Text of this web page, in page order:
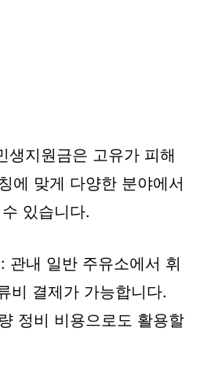
생지원금은 고유가 피해
에 맞게 다양한 분야에서
있습니다.
: 관내 일반 주유소에서 휘
비 결제가 가능합니다.
정비 비용으로도 활용할